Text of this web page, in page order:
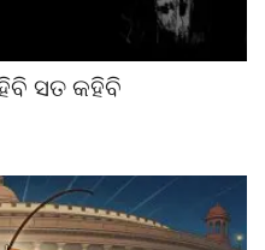
ସତ କହିବି